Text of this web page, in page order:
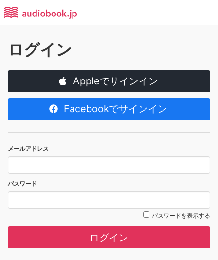
ログイン
Appleでサインイン
Facebookでサインイン
メールアドレス
パスワード
パスワードを表示する
ログイン